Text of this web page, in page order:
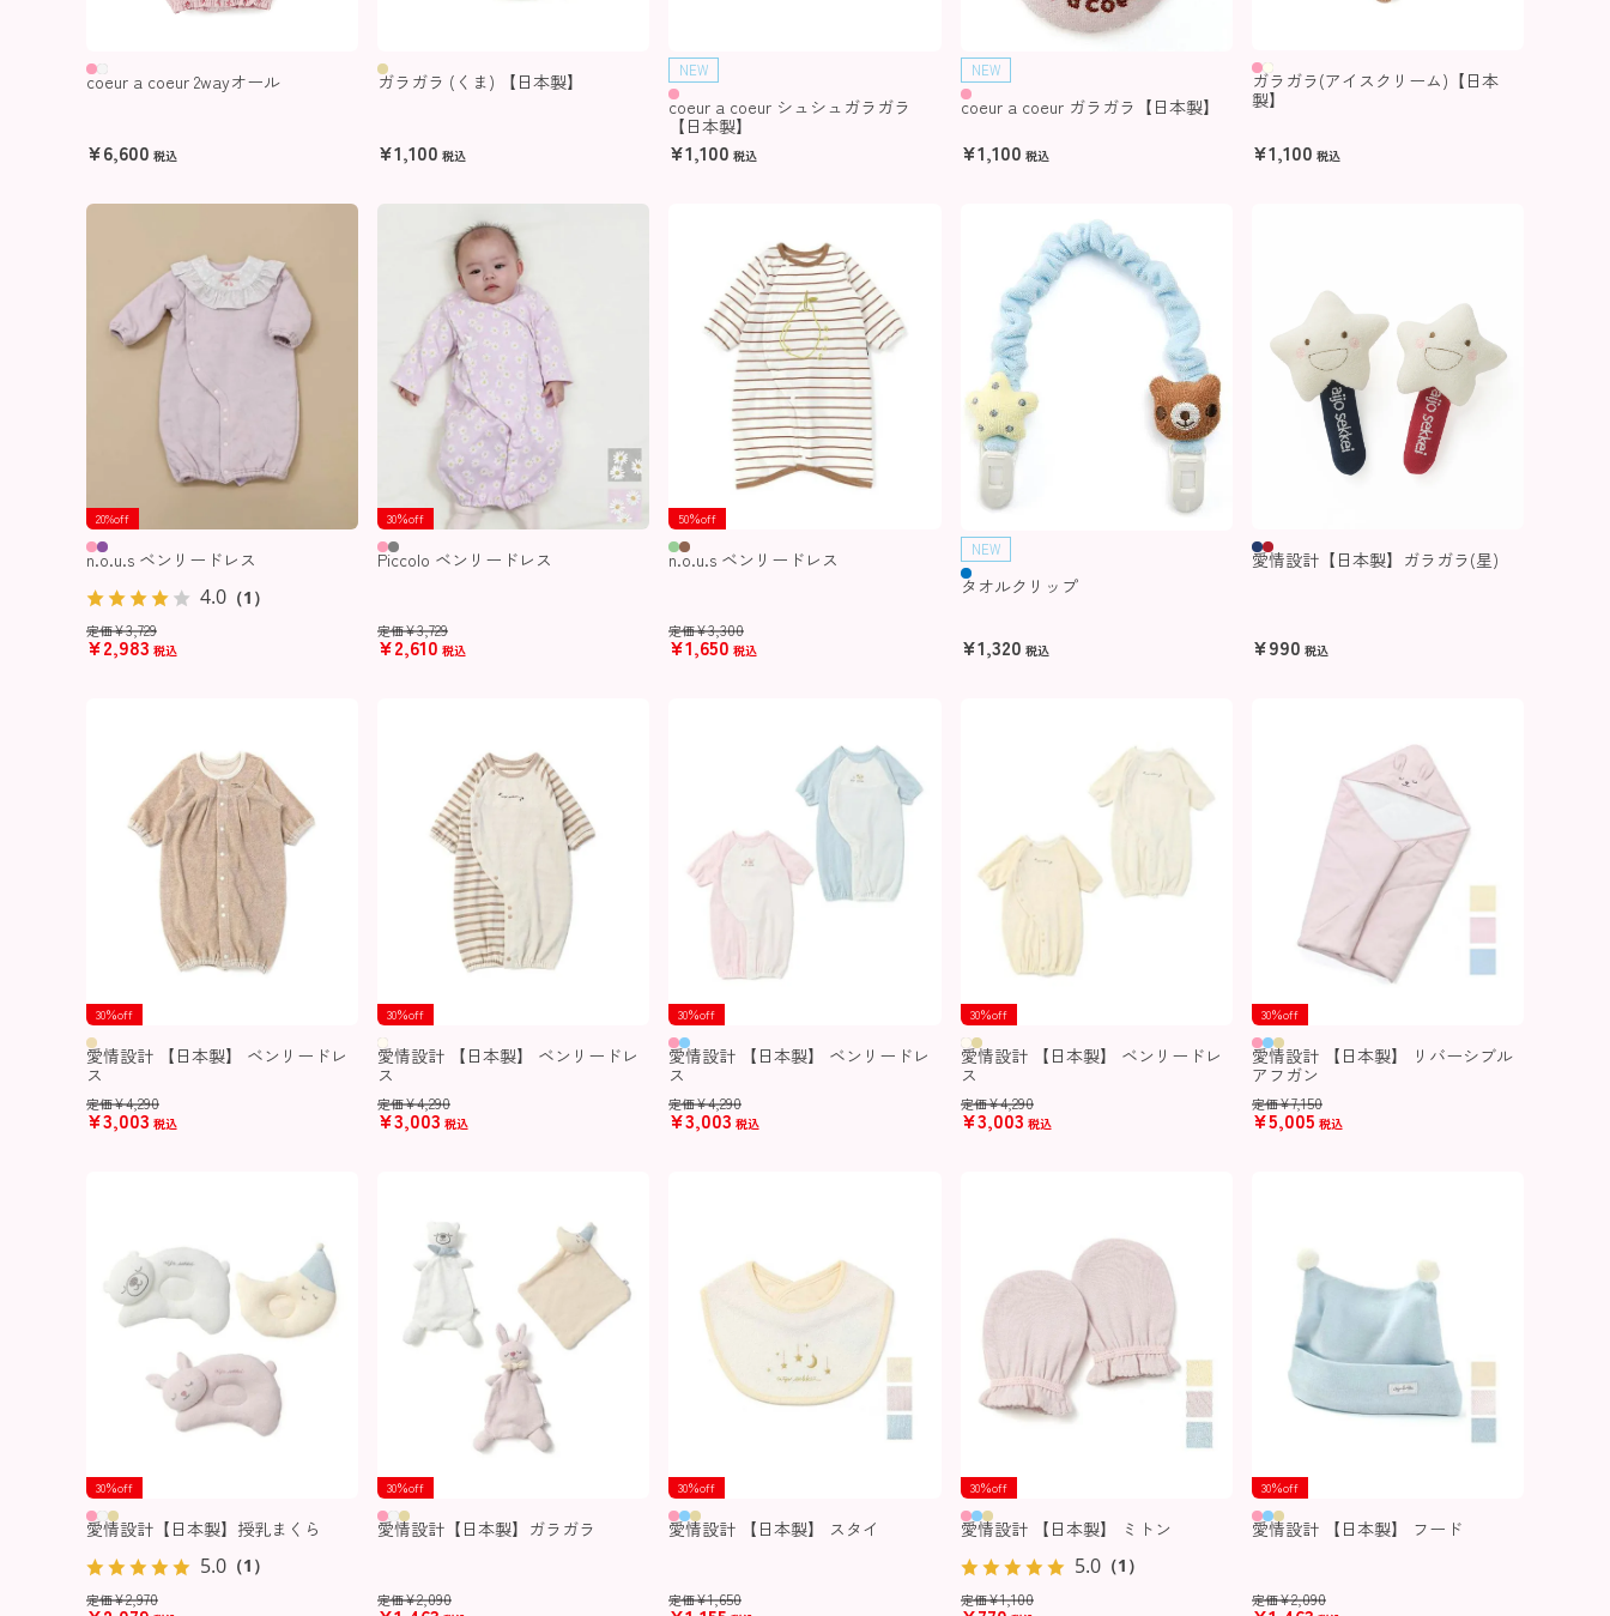
coeur a coeur 2wayオール
¥6,600 税込
ガラガラ (くま) 【日本製】
¥1,100 税込
NEW
coeur a coeur シュシュガラガラ
【日本製】
¥1,100 税込
NEW
coeur a coeur ガラガラ【日本製】
¥1,100 税込
ガラガラ(アイスクリーム)【日本
製】
¥1,100 税込
20%off
n.o.u.s ベンリードレス
4.0 （1）
定価¥3,729
¥2,983 税込
30％off
Piccolo ベンリードレス
定価¥3,729
¥2,610 税込
50％off
n.o.u.s ベンリードレス
定価¥3,300
¥1,650 税込
NEW
タオルクリップ
¥1,320 税込
愛情設計【日本製】ガラガラ(星)
¥990 税込
30％off
愛情設計 【日本製】 ベンリードレ
ス
定価¥4,290
¥3,003 税込
30％off
愛情設計 【日本製】 ベンリードレ
ス
定価¥4,290
¥3,003 税込
30％off
愛情設計 【日本製】 ベンリードレ
ス
定価¥4,290
¥3,003 税込
30％off
愛情設計 【日本製】 ベンリードレ
ス
定価¥4,290
¥3,003 税込
30％off
愛情設計 【日本製】 リバーシブル
アフガン
定価¥7,150
¥5,005 税込
30％off
愛情設計【日本製】授乳まくら
5.0 （1）
定価¥2,970
30％off
愛情設計【日本製】ガラガラ
定価¥2,090
30％off
愛情設計 【日本製】 スタイ
定価¥1,650
30％off
愛情設計 【日本製】 ミトン
5.0（1）
定価¥1,100
30％off
愛情設計 【日本製】 フード
定価¥2,090